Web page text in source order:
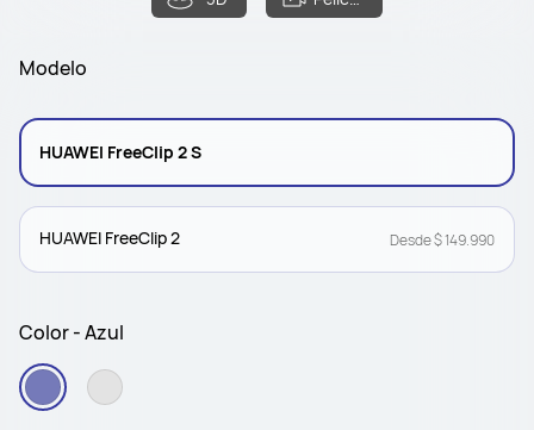
Modelo
HUAWEI FreeClip 2 S
HUAWEI FreeClip 2 Desde $ 149.990
Color - Azul